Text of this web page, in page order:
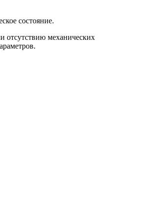
состояние.
отсутствию механических